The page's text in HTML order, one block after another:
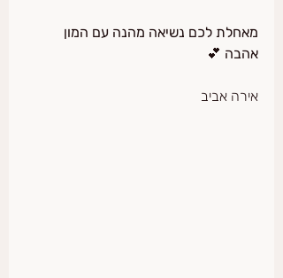
מאחלת לכם נשיאה מהנה עם המון
אהבה 💕
אירה אביב